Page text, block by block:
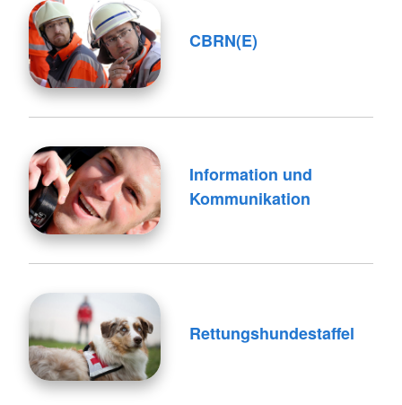
CBRN(E)
Information und
Kommunikation
Rettungshundestaffel